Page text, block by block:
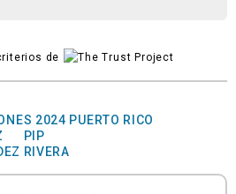
de
2024 PUERTO RICO
PIP
RIVERA